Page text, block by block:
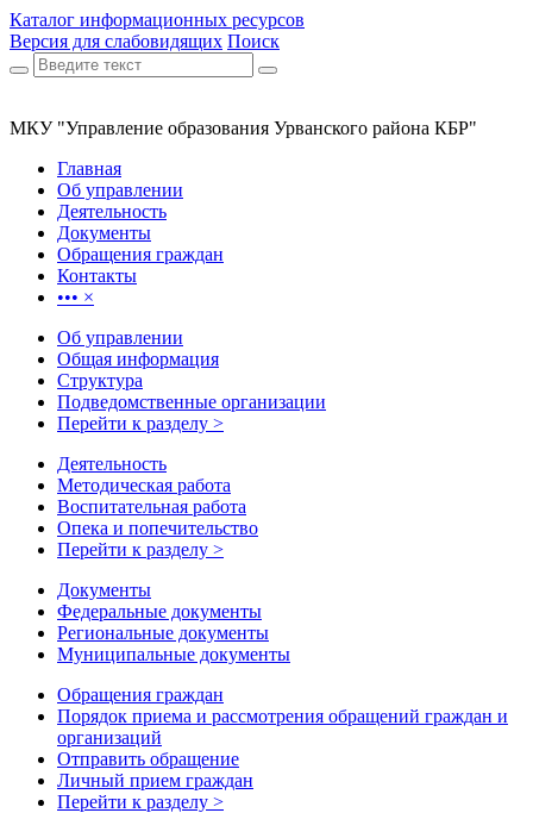
Каталог информационных ресурсов
Версия для слабовидящих Поиск
МКУ "Управление образования Урванского района КБР"
Главная
Об управлении
Деятельность
Документы
Обращения граждан
Контакты
••• ×
Об управлении
Общая информация
Структура
Подведомственные организации
Перейти к разделу >
Деятельность
Методическая работа
Воспитательная работа
Опека и попечительство
Перейти к разделу >
Документы
Федеральные документы
Региональные документы
Муниципальные документы
Обращения граждан
Порядок приема и рассмотрения обращений граждан и
организаций
Отправить обращение
Личный прием граждан
Перейти к разделу >